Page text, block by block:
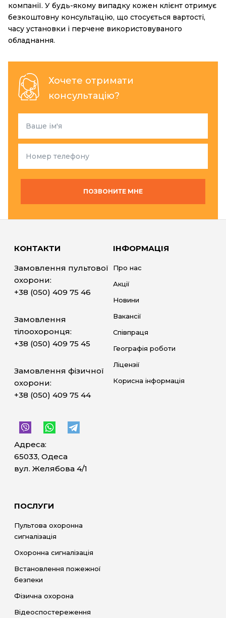
компанії. У будь-якому випадку кожен клієнт отримує
безкоштовну консультацію, що стосується вартості,
часу установки і перчене використовуваного
обладнання.
Хочете отримати
консультацію?
ПОЗВОНИТЕ МНЕ
КОНТАКТИ
Замовлення пультової
охорони:
+38 (050) 409 75 46
Замовлення
тілоохоронця:
+38 (050) 409 75 45
Замовлення фізичної
охорони:
+38 (050) 409 75 44
Адреса:
65033, Одеса
вул. Желябова 4/1
ІНФОРМАЦІЯ
Про нас
Акції
Новини
Вакансії
Співпраця
Географія роботи
Ліцензії
Корисна інформація
ПОСЛУГИ
Пультова охоронна
сигналізація
Охоронна сигналізація
Встановлення пожежної
безпеки
Фізична охорона
Відеоспостереження